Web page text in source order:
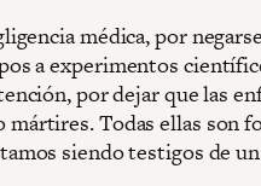
médica, por
a experimentos
por dejar que las
mártires. Todas ellas son
siendo testigos de